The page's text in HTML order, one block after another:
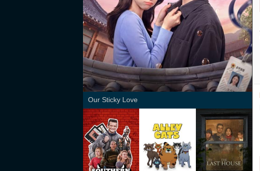
Our Sticky Love